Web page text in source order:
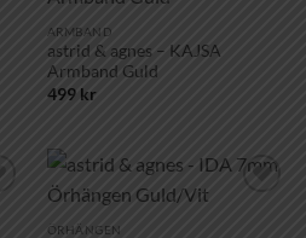
ARMBAND
astrid & agnes – KAJSA
Armband Guld
499 kr
ÖRHÄNGEN